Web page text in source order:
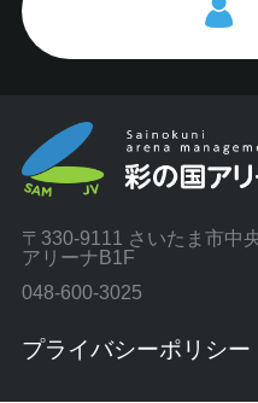
〒330-9111 さいたま市中
アリーナB1F
048-600-3025
プライバシーポリシー